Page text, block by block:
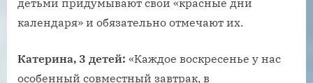
детьми придумывают свои «красные дни
календаря» и обязательно отмечают их.
Катерина, 3 детей: «Каждое воскресенье у нас
особенный совместный завтрак, в